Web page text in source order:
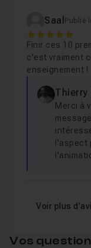
Saal Publié
5
Finir ces 10
c'est vraiment
enseignement !
Thierry
Merci à
l'aspect
Voir plus
Vos